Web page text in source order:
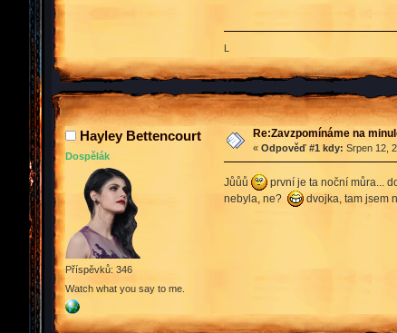
L
Hayley Bettencourt
Dospělák
Příspěvků: 346
Watch what you say to me.
Re:Zavzpomínáme na
« Odpověď #1 kdy: Srpen 12,
Jůůů
první je ta noční můra...
nebyla, ne?
dvojka, tam jsem